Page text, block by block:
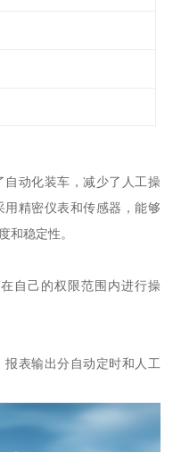
动化装车，减少了人工操
精密仪表和传感器，能够
和稳定性。
自己的权限范围内进行操
表输出分自动定时和人工